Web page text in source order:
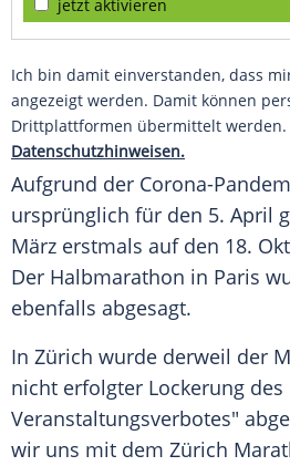
jetzt aktivieren
Ich bin damit einverstanden, dass
angezeigt werden. Damit können
Drittplattformen übermittelt werden.
Datenschutzhinweisen.
Aufgrund der Corona-
ursprünglich für den 5. April
März erstmals auf den 18.
Der Halbmarathon in Paris
ebenfalls abgesagt.
In Zürich wurde derweil der
nicht erfolgter Lockerung des
Veranstaltungsverbotes"
wir uns mit dem Zürich